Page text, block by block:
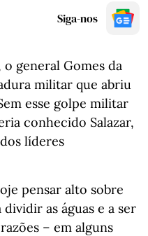
Siga-nos
o general Gomes da
militar que abriu
esse golpe militar
conhecido Salazar,
líderes
pensar alto sobre
as águas e a ser
– em alguns